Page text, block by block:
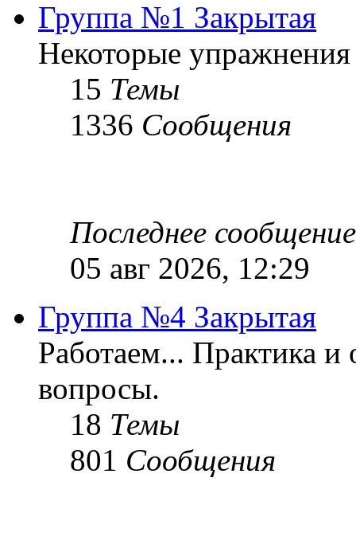
Группа №1 Закрытая
Некоторые упражнения
15 Темы
1336 Сообщения
Последнее сообщение
05 авг 2026, 12:29
Группа №4 Закрытая
Работаем... Практика и
вопросы.
18 Темы
801 Сообщения